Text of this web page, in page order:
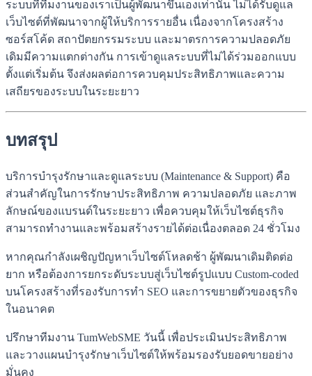
ระบบที่ทีมงานของเราเป็นผู้พัฒนาขึ้นเองเท่านั้น ไม่ได้รับดูแล
เว็บไซต์ที่พัฒนาจากผู้ให้บริการรายอื่น เนื่องจากโครงสร้าง
ซอร์สโค้ด สถาปัตยกรรมระบบ และมาตรการความปลอดภัย
เดิมมีความแตกต่างกัน การเข้าดูแลระบบที่ไม่ได้ร่วมออกแบบ
ตั้งแต่เริ่มต้น จึงส่งผลต่อการควบคุมประสิทธิภาพและความ
เสถียรของระบบในระยะยาว
บทสรุป
บริการบำรุงรักษาและดูแลระบบ (Maintenance & Support) คือ
ส่วนสำคัญในการรักษาประสิทธิภาพ ความปลอดภัย และภาพ
ลักษณ์ของแบรนด์ในระยะยาว เพื่อควบคุมให้เว็บไซต์ธุรกิจ
สามารถทำงานและพร้อมสร้างรายได้ต่อเนื่องตลอด 24 ชั่วโมง
หากคุณกำลังเผชิญปัญหาเว็บไซต์โหลดช้า ผู้พัฒนาเดิมติดต่อ
ยาก หรือต้องการยกระดับระบบสู่เว็บไซต์รูปแบบ Custom-coded
บนโครงสร้างที่รองรับการทำ SEO และการขยายตัวของธุรกิจ
ในอนาคต
ปรึกษาทีมงาน TumWebSME วันนี้ เพื่อประเมินประสิทธิภาพ
และวางแผนบำรุงรักษาเว็บไซต์ให้พร้อมรองรับยอดขายอย่าง
มั่นคง